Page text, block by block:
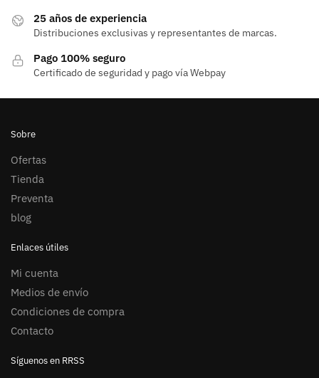
25 años de experiencia
Distribuciones exclusivas y representantes de marcas.
Pago 100% seguro
Certificado de seguridad y pago vía Webpay
Sobre
Ofertas
Tienda
Preventa
blog
Enlaces útiles
Mi cuenta
Medios de envío
Condiciones de compra
Contacto
Síguenos en RRSS